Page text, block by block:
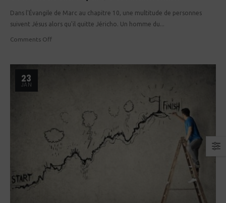
Dans l'Évangile de Marc au chapitre 10, une multitude de personnes
suivent Jésus alors qu'il quitte Jéricho. Un homme du...
Comments Off
23
JAN